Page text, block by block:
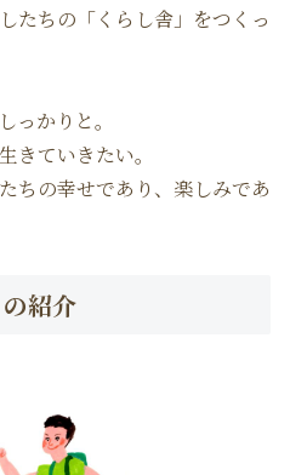
たちの「くらし舎」をつくっ
っかりと。
きていきたい。
ちの幸せであり、楽しみであ
紹介